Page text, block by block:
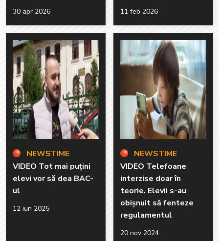
30 apr 2026 11 feb 2026
NEWSTIME
VIDEO Tot mai puțini
elevi vor să dea BAC-
ul
12 iun 2025
NEWSTIME
VIDEO Telefoane
interzise doar în
teorie. Elevii s-au
obișnuit să fenteze
regulamentul
20 nov 2024